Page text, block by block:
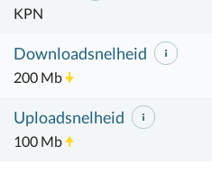
KPN
Downloadsnelheid
200 Mb
Uploadsnelheid
100 Mb